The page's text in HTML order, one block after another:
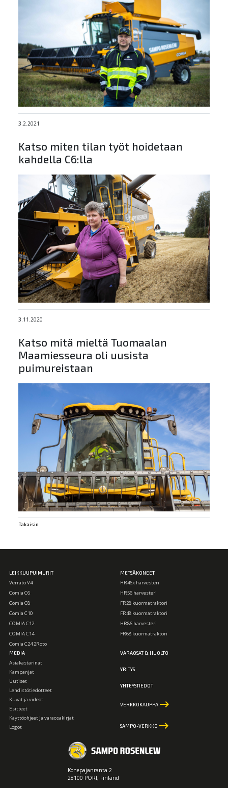
3.2.2021
Katso miten tilan työt hoidetaan
kahdella C6:lla
3.11.2020
Katso mitä mieltä Tuomaalan
Maamiesseura oli uusista
puimureistaan
Takaisin
LEIKKUUPUIMURIT
Verrato V4
Comia C6
Comia C8
Comia C10
COMIA C12
COMIA C14
Comia C24 2Roto
METSÄKONEET
HR46x harvesteri
HR56 harvesteri
FR28 kuormatraktori
FR48 kuormatraktori
HR86 harvesteri
FR68 kuormatraktori
MEDIA
Asiakastarinat
Kampanjat
Uutiset
Lehdistötiedotteet
Kuvat ja videot
Esitteet
Käyttöohjeet ja varaosakirjat
Logot
VARAOSAT & HUOLTO
YRITYS
YHTEYSTIEDOT
VERKKOKAUPPA keyboard_backspace
SAMPO-VERKKO keyboard_backspace
Konepajanranta 2
28100 PORI, Finland